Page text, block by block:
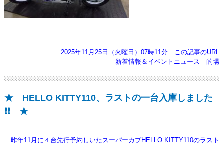
2025年11月25日（火曜日）07時11分
この記事のURL
新着情報＆イベントニュース
的場
★ HELLO KITTY110、ラストの一台入庫しました
❗❗ ★
昨年11月に４台先行予約しいたスーパーカブHELLO KITTY110のラスト